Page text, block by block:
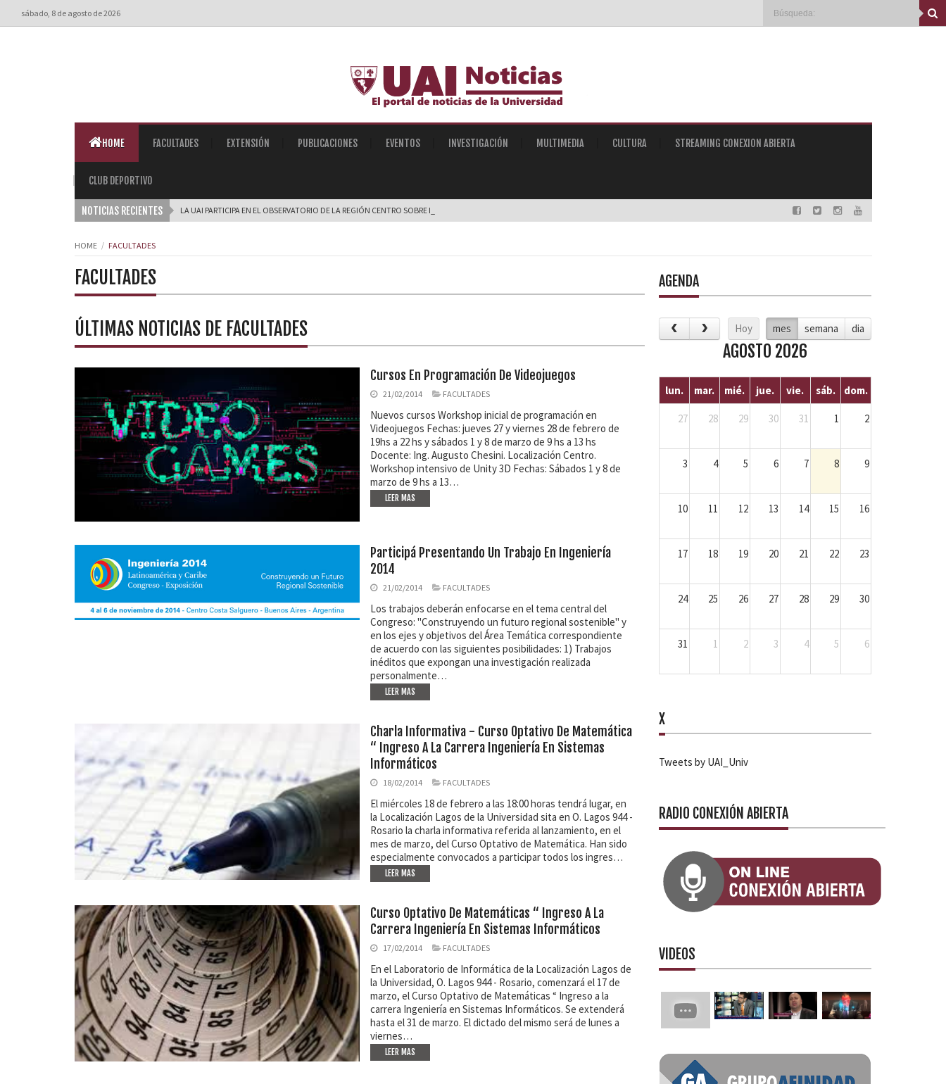
sábado, 8 de agosto de 2026
HOME FACULTADES EXTENSIÓN PUBLICACIONES EVENTOS INVESTIGACIÓN MULTIMEDIA CULTURA STREAMING CONEXION ABIERTA
CLUB DEPORTIVO
NOTICIAS RECIENTES LA UAI PARTICIPA EN EL OBSERVATORIO DE LA REGIÓN CENTRO SOBRE INTELIGENCIA ART |
HOME FACULTADES
FACULTADES
ÚLTIMAS NOTICIAS DE FACULTADES
Cursos En Programación De Videojuegos
21/02/2014 FACULTADES
Nuevos cursos Workshop inicial de programación en
Videojuegos Fechas: jueves 27 y viernes 28 de febrero de
19hs a 22 hs y sábados 1 y 8 de marzo de 9 hs a 13 hs
Docente: Ing. Augusto Chesini. Localización Centro.
Workshop intensivo de Unity 3D Fechas: Sábados 1 y 8 de
marzo de 9 hs a 13…
LEER MAS
Participá Presentando Un Trabajo En Ingeniería
2014
21/02/2014 FACULTADES
Los trabajos deberán enfocarse en el tema central del
Congreso: "Construyendo un futuro regional sostenible" y
en los ejes y objetivos del Área Temática correspondiente
de acuerdo con las siguientes posibilidades: 1) Trabajos
inéditos que expongan una investigación realizada
personalmente…
LEER MAS
Charla Informativa - Curso Optativo De Matemática
“ Ingreso A La Carrera Ingeniería En Sistemas
Informáticos
18/02/2014 FACULTADES
El miércoles 18 de febrero a las 18:00 horas tendrá lugar, en
la Localización Lagos de la Universidad sita en O. Lagos 944 -
Rosario la charla informativa referida al lanzamiento, en el
mes de marzo, del Curso Optativo de Matemática. Han sido
especialmente convocados a participar todos los ingres…
LEER MAS
Curso Optativo De Matemáticas “ Ingreso A La
Carrera Ingeniería En Sistemas Informáticos
17/02/2014 FACULTADES
En el Laboratorio de Informática de la Localización Lagos de
la Universidad, O. Lagos 944 - Rosario, comenzará el 17 de
marzo, el Curso Optativo de Matemáticas “ Ingreso a la
carrera Ingeniería en Sistemas Informáticos. Se extenderá
hasta el 31 de marzo. El dictado del mismo será de lunes a
viernes…
LEER MAS
AGENDA
Hoy mes semana dia
AGOSTO 2026
lun. mar. mié. jue. vie. sáb. dom.
27 28 29 30 31 1 2
3 4 5 6 7 8 9
10 11 12 13 14 15 16
17 18 19 20 21 22 23
24 25 26 27 28 29 30
31 1 2 3 4 5 6
X
Tweets by UAI_Univ
RADIO CONEXIÓN ABIERTA
VIDEOS